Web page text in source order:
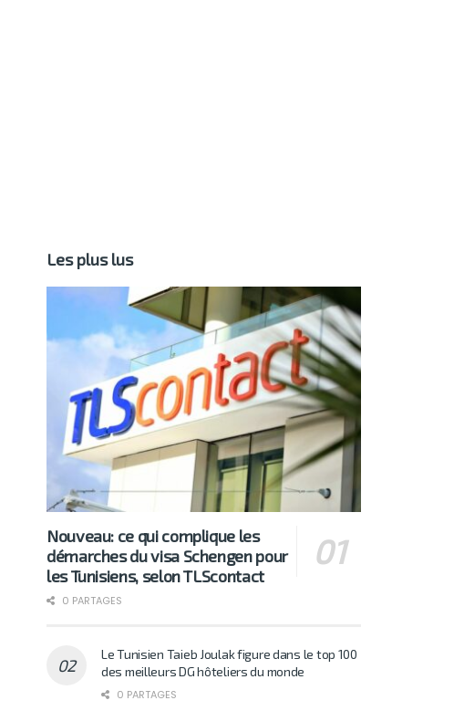
Les plus lus
Nouveau: ce qui complique les
démarches du visa Schengen pour
les Tunisiens, selon TLScontact
0 PARTAGES
Le Tunisien Taieb Joulak figure dans le top 100
des meilleurs DG hôteliers du monde
0 PARTAGES